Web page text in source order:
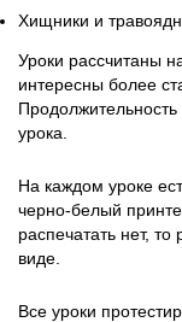
Хищники и
Уроки рассчитаны
интересны более
урока.
На каждом уроке
черно-белый
распечатать нет,
виде.
Все уроки